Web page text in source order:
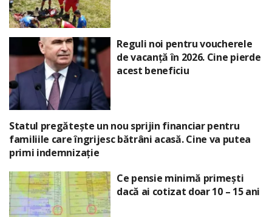
Reguli noi pentru voucherele
de vacanță în 2026. Cine pierde
acest beneficiu
Statul pregătește un nou sprijin financiar pentru
familiile care îngrijesc bătrâni acasă. Cine va putea
primi indemnizație
Ce pensie minimă primești
dacă ai cotizat doar 10 – 15 ani